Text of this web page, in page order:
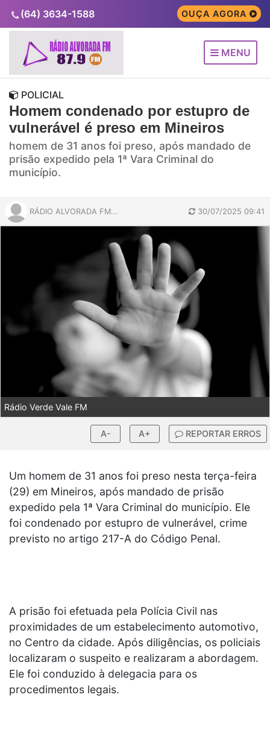
(64) 3634-1588 OUÇA AGORA
MENU
POLICIAL
Homem condenado por estupro de
vulnerável é preso em Mineiros
homem de 31 anos foi preso, após mandado de
prisão expedido pela 1ª Vara Criminal do
município.
RÁDIO ALVORADA FM... 30/07/2025 09:41
Rádio Verde Vale FM
A- A+ REPORTAR ERROS
Um homem de 31 anos foi preso nesta terça-feira
(29) em Mineiros, após mandado de prisão
expedido pela 1ª Vara Criminal do município. Ele
foi condenado por estupro de vulnerável, crime
previsto no artigo 217-A do Código Penal.
A prisão foi efetuada pela Polícia Civil nas
proximidades de um estabelecimento automotivo,
no Centro da cidade. Após diligências, os policiais
localizaram o suspeito e realizaram a abordagem.
Ele foi conduzido à delegacia para os
procedimentos legais.